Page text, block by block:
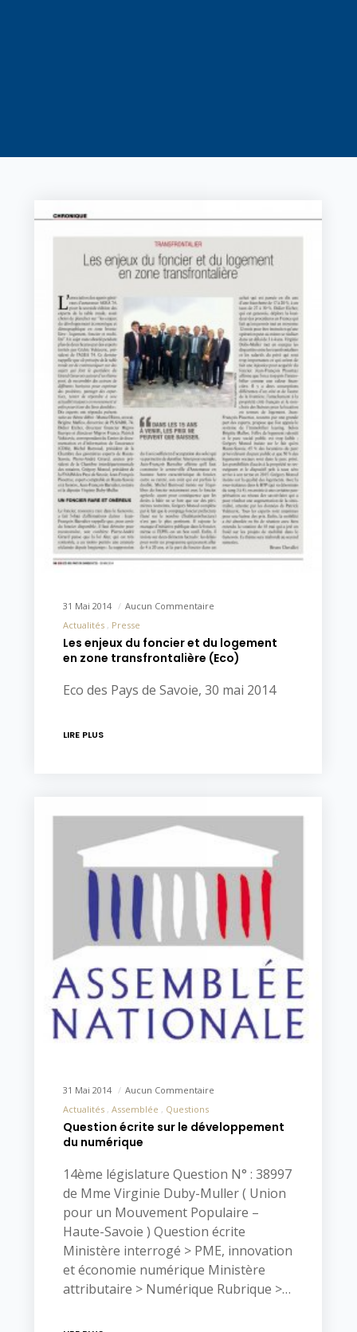
31 Mai 2014
Aucun Commentaire
Actualités
Presse
Les enjeux du foncier et du logement
en zone transfrontalière (Eco)
Eco des Pays de Savoie, 30 mai 2014
LIRE PLUS
31 Mai 2014
Aucun Commentaire
Actualités
Assemblée Questions
Question écrite sur le développement
du numérique
14ème législature Question N° : 38997
de Mme Virginie Duby-Muller ( Union
pour un Mouvement Populaire –
Haute-Savoie ) Question écrite
Ministère interrogé > PME, innovation
et économie numérique Ministère
attributaire > Numérique Rubrique >…